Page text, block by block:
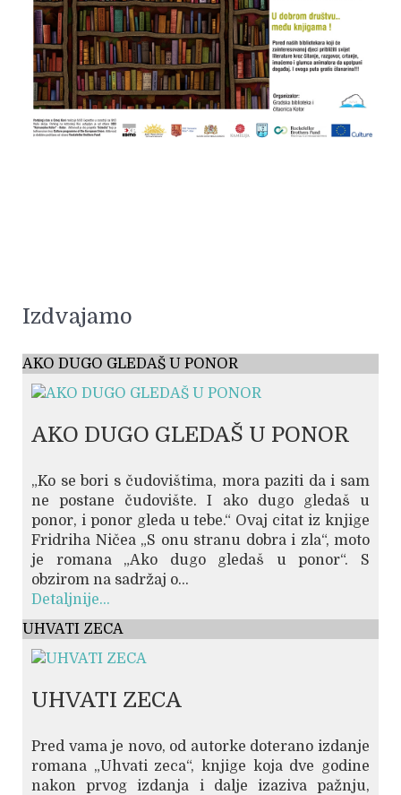
Izdvajamo
AKO DUGO GLEDAŠ U PONOR
AKO DUGO GLEDAŠ U PONOR
„Ko se bori s čudovištima, mora paziti da i sam
ne postane čudovište. I ako dugo gledaš u
ponor, i ponor gleda u tebe.“ Ovaj citat iz knjige
Fridriha Ničea „S onu stranu dobra i zla“, moto
je romana „Ako dugo gledaš u ponor“. S
obzirom na sadržaj o...
Detaljnije...
UHVATI ZECA
UHVATI ZECA
Pred vama je novo, od autorke doterano izdanje
romana „Uhvati zeca“, knjige koja dve godine
nakon prvog izdanja i dalje izaziva pažnju,